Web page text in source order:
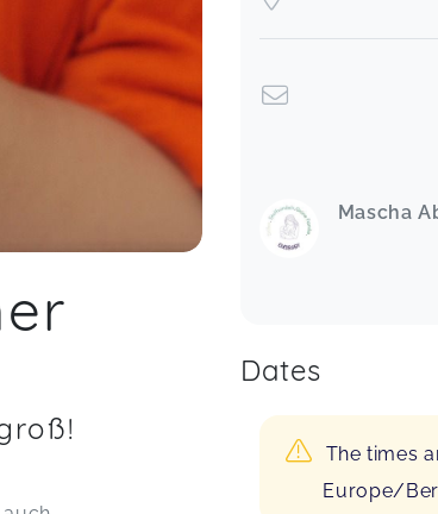
Mascha
Dates
The times
Europe/